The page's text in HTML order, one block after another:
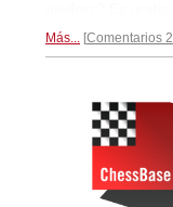
Más... Comentarios 2